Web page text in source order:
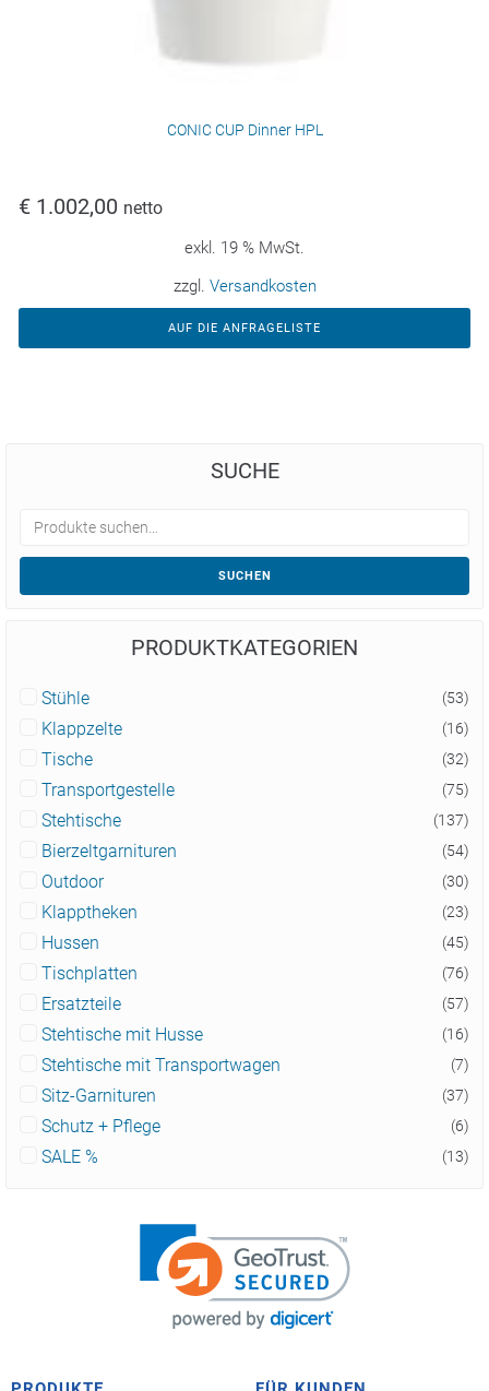
CONIC CUP Dinner HPL
€ 1.002,00 netto
exkl. 19 % MwSt.
zzgl. Versandkosten
AUF DIE ANFRAGELISTE
SUCHE
SUCHEN
PRODUKTKATEGORIEN
Stühle (53)
Klappzelte (16)
Tische (32)
Transportgestelle (75)
Stehtische (137)
Bierzeltgarnituren (54)
Outdoor (30)
Klapptheken (23)
Hussen (45)
Tischplatten (76)
Ersatzteile (57)
Stehtische mit Husse (16)
Stehtische mit Transportwagen (7)
Sitz-Garnituren (37)
Schutz + Pflege (6)
SALE % (13)